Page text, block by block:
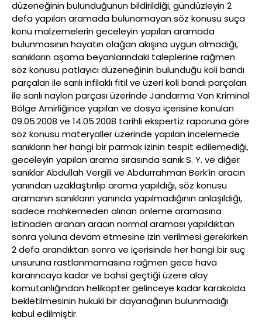
düzeneğinin bulunduğunun bildirildiği, gündüzleyin 2
defa yapılan aramada bulunamayan söz konusu suça
konu malzemelerin geceleyin yapılan aramada
bulunmasının hayatın olağan akışına uygun olmadığı,
sanıkların aşama beyanlarındaki taleplerine rağmen
söz konusu patlayıcı düzeneğinin bulunduğu koli bandı
parçaları ile sarılı infilaklı fitil ve üzeri koli bandı parçaları
ile sarılı naylon parçası üzerinde Jandarma Van Kriminal
Bölge Amirliğince yapılan ve dosya içerisine konulan
09.05.2008 ve 14.05.2008 tarihli ekspertiz raporuna göre
söz konusu materyaller üzerinde yapılan incelemede
sanıkların her hangi bir parmak izinin tespit edilemediği,
geceleyin yapılan arama sırasında sanık S. Y. ve diğer
sanıklar Abdullah Vergili ve Abdurrahman Berk’in aracın
yanından uzaklaştırılıp arama yapıldığı, söz konusu
aramanın sanıkların yanında yapılmadığının anlaşıldığı,
sadece mahkemeden alınan önleme aramasına
istinaden aranan aracın normal araması yapıldıktan
sonra yoluna devam etmesine izin verilmesi gerekirken
2 defa arandıktan sonra ve içerisinde her hangi bir suç
unsuruna rastlanmamasına rağmen gece hava
kararıncaya kadar ve bahsi geçtiği üzere alay
komutanlığından helikopter gelinceye kadar karakolda
bekletilmesinin hukuki bir dayanağının bulunmadığı
kabul edilmiştir.